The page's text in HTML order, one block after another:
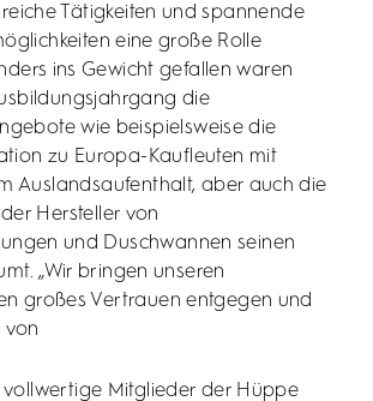
Tätigkeiten und spannende
eine große Rolle
ins Gewicht gefallen waren
die
wie beispielsweise die
zu Europa-Kaufleuten mit
Auslandsaufenthalt, aber auch die
Hersteller von
und Duschwannen seinen
„Wir bringen unseren
großes Vertrauen entgegen und
von
Mitglieder der Hüppe